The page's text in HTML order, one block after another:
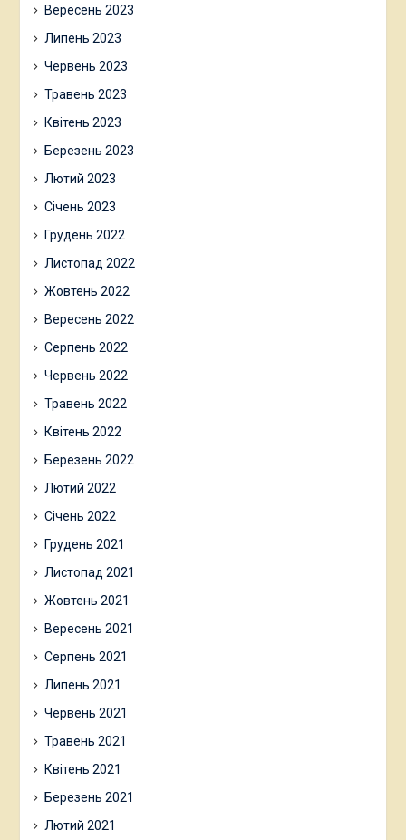
Вересень 2023
Липень 2023
Червень 2023
Травень 2023
Квітень 2023
Березень 2023
Лютий 2023
Січень 2023
Грудень 2022
Листопад 2022
Жовтень 2022
Вересень 2022
Серпень 2022
Червень 2022
Травень 2022
Квітень 2022
Березень 2022
Лютий 2022
Січень 2022
Грудень 2021
Листопад 2021
Жовтень 2021
Вересень 2021
Серпень 2021
Липень 2021
Червень 2021
Травень 2021
Квітень 2021
Березень 2021
Лютий 2021